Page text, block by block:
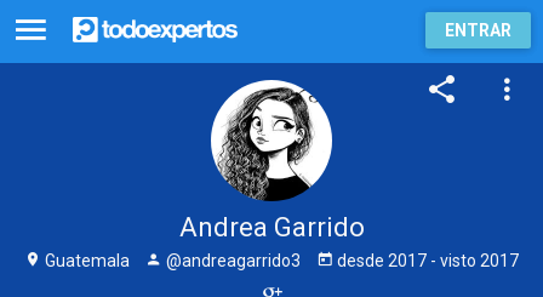
ENTRAR
Andrea Garrido
Guatemala @andreagarrido3 desde 2017 - visto 2017